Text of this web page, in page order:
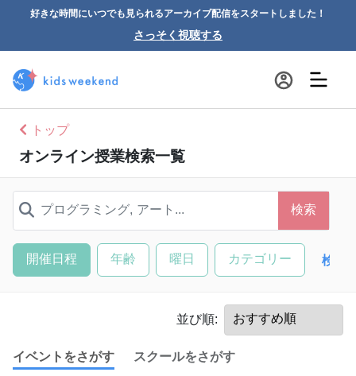
好きな時間にいつでも見られるアーカイブ配信をスタートしました！
さっそく視聴する
トップ
オンライン授業検索一覧
検索
開催日程 年齢 曜日 カテゴリー 検索
並び順:
イベントをさがす
スクールをさがす